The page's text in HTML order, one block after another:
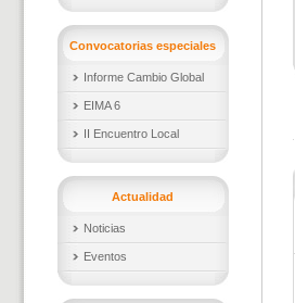
Convocatorias especiales
Informe Cambio Global
EIMA 6
II Encuentro Local
Actualidad
Noticias
Eventos